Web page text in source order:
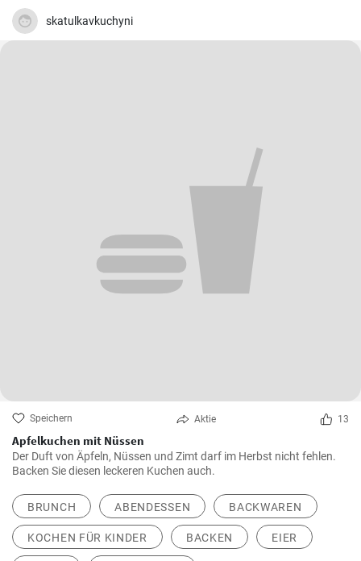
skatulkavkuchyni
Speichern Aktie 13
Apfelkuchen mit Nüssen
Der Duft von Äpfeln, Nüssen und Zimt darf im Herbst nicht fehlen.
Backen Sie diesen leckeren Kuchen auch.
BRUNCH ABENDESSEN BACKWAREN
KOCHEN FÜR KINDER BACKEN EIER